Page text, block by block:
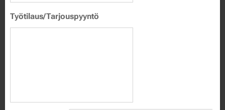
Työtilaus/Tarjouspyyntö